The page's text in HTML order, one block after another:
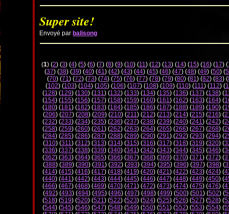
Super site!
Envoyé par balisong
(1) (2) (3) (4) (5) (6) (7) (8) (9) (10) (11) (12) (13) (14) (15) (16) (17) (
(37) (38) (39) (40) (41) (42) (43) (44) (45) (46) (47) (48) (49) (50) (
(70) (71) (72) (73) (74) (75) (76) (77) (78) (79) (80) (81) (82) (83) (
(102) (103) (104) (105) (106) (107) (108) (109) (110) (111) (112) (
(128) (129) (130) (131) (132) (133) (134) (135) (136) (137) (138) (
(154) (155) (156) (157) (158) (159) (160) (161) (162) (163) (164) (
(180) (181) (182) (183) (184) (185) (186) (187) (188) (189) (190) (
(206) (207) (208) (209) (210) (211) (212) (213) (214) (215) (216) (
(232) (233) (234) (235) (236) (237) (238) (239) (240) (241) (242) (
(258) (259) (260) (261) (262) (263) (264) (265) (266) (267) (268) (
(284) (285) (286) (287) (288) (289) (290) (291) (292) (293) (294) (
(310) (311) (312) (313) (314) (315) (316) (317) (318) (319) (320) (
(336) (337) (338) (339) (340) (341) (342) (343) (344) (345) (346) (
(362) (363) (364) (365) (366) (367) (368) (369) (370) (371) (372) (
(388) (389) (390) (391) (392) (393) (394) (395) (396) (397) (398) (
(414) (415) (416) (417) (418) (419) (420) (421) (422) (423) (424) (
(440) (441) (442) (443) (444) (445) (446) (447) (448) (449) (450) (
(466) (467) (468) (469) (470) (471) (472) (473) (474) (475) (476) (
(492) (493) (494) (495) (496) (497) (498) (499) (500) (501) (502) (
(518) (519) (520) (521) (522) (523) (524) (525) (526) (527) (528) (
(544) (545) (546) (547) (548) (549) (550) (551) (552) (553) (554) (